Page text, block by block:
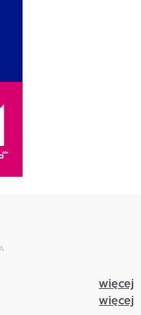
więcej
więcej